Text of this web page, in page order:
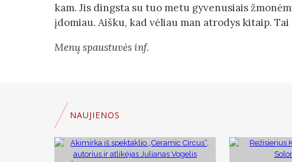
kam. Jis dingsta su tuo metu gyvenusiais
įdomiau. Aišku, kad vėliau man atrodys kitaip. Tai
Menų spaustuvės inf.
NAUJIENOS